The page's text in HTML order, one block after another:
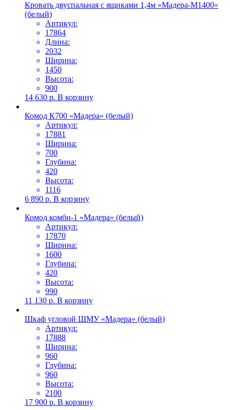
Кровать двуспальная с ящиками 1,4м «Мадера-М1400»
(белый)
Артикул:
17864
Длина:
2032
Ширина:
1450
Высота:
900
14 630 р. В корзину
Комод К700 «Мадера» (белый)
Артикул:
17881
Ширина:
700
Глубина:
420
Высота:
1116
6 890 р. В корзину
Комод комби-1 «Мадера» (белый)
Артикул:
17870
Ширина:
1600
Глубина:
420
Высота:
990
11 130 р. В корзину
Шкаф угловой ШМУ «Мадера» (белый)
Артикул:
17888
Ширина:
960
Глубина:
960
Высота:
2100
17 900 р. В корзину